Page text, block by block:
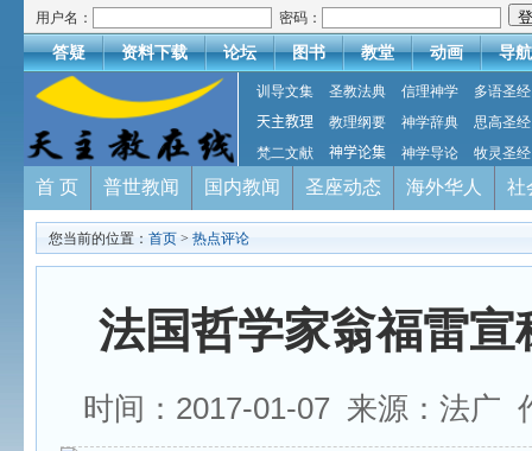
用户名： 密码：
答疑 资料下载 论坛 图书 教堂 动画 导航
训导文集 圣教法典 信理神学
多语圣经
天主教理
教理纲要 神学辞典
思高圣经
梵二文献
神学论集 神学导论 牧灵圣经
首 页 普世教闻 国内教闻 圣座动态 海外华人 社
您当前的位置： 首页 > 热点评论
法国哲学家翁福雷
时间：2017-01-07 来源：法广